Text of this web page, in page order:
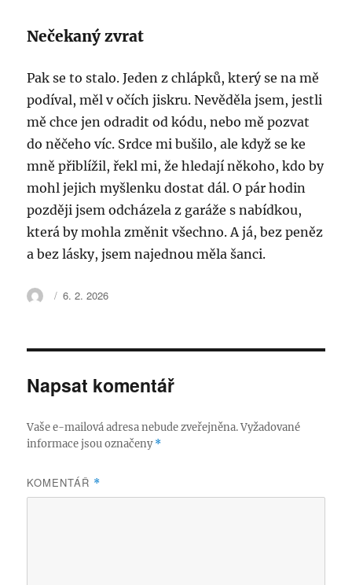
Nečekaný zvrat
Pak se to stalo. Jeden z chlápků, který se na mě
podíval, měl v očích jiskru. Nevěděla jsem, jestli
mě chce jen odradit od kódu, nebo mě pozvat
do něčeho víc. Srdce mi bušilo, ale když se ke
mně přiblížil, řekl mi, že hledají někoho, kdo by
mohl jejich myšlenku dostat dál. O pár hodin
později jsem odcházela z garáže s nabídkou,
která by mohla změnit všechno. A já, bez peněz
a bez lásky, jsem najednou měla šanci.
Autor:
Publikováno:
6. 2. 2026
Napsat komentář
Vaše e-mailová adresa nebude zveřejněna. Vyžadované
informace jsou označeny*
KOMENTÁŘ *